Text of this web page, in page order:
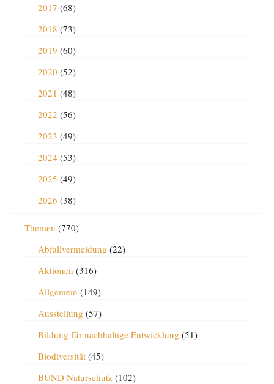
2017 (68)
2018 (73)
2019 (60)
2020 (52)
2021 (48)
2022 (56)
2023 (49)
2024 (53)
2025 (49)
2026 (38)
Themen (770)
Abfallvermeidung (22)
Aktionen (316)
Allgemein (149)
Ausstellung (57)
Bildung für nachhaltige Entwicklung (51)
Biodiversität(45)
BUND Naturschutz(102)